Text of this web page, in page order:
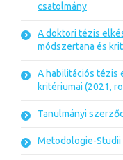
csatolmány
A doktori tézis
módszertana és
A habilitációs tézis
kritériumai (2021,
Tanulmányi
Metodologie-Studii